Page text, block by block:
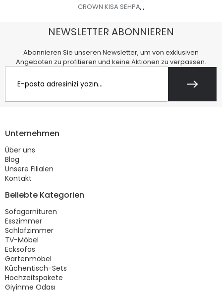
CROWN KISA SEHPA, ,
NEWSLETTER ABONNIEREN
Abonnieren Sie unseren Newsletter, um von exklusiven
Angeboten zu profitieren und keine Aktionen zu verpassen.
Unternehmen
Über uns
Blog
Unsere Filialen
Kontakt
Beliebte Kategorien
Sofagarnituren
Esszimmer
Schlafzimmer
TV-Möbel
Ecksofas
Gartenmöbel
Küchentisch-Sets
Hochzeitspakete
Giyinme Odası